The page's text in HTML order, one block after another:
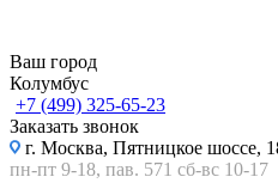
Ваш город
Колумбус
+7 (499) 325-65-23
Заказать звонок
г. Москва, Пятницкое шоссе,
пн-пт 9-18, пав. 571 сб-вс 10-17